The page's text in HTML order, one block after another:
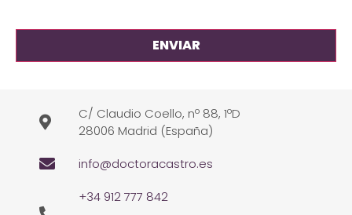
C/ Claudio Coello, nº 88, 1ºD
28006 Madrid (España)
info@doctoracastro.es
+34 912 777 842